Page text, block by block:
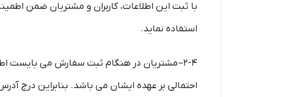
با ثبت این اطلاعات، کاربران و مشتریان ضمن
استفاده نماید.
2-۴– مشتریان در هنگام ثبت سفارش می بایست
احتمالی بر عهده ایشان می باشد. بنابراین درج